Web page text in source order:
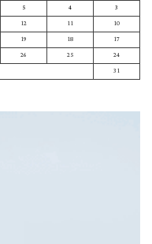
3
4
5
10
11
12
17
18
19
24
25
26
31